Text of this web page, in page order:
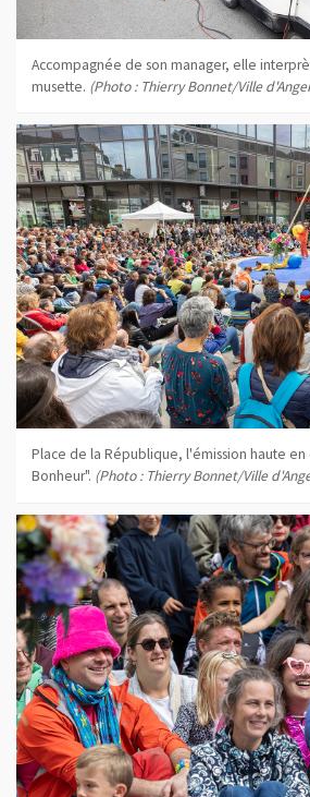
Accompagnée de son manager, elle
musette. (Photo : Thierry Bonnet/Ville
Place de la République, l'émission haute en
Bonheur". (Photo : Thierry Bonnet/Ville